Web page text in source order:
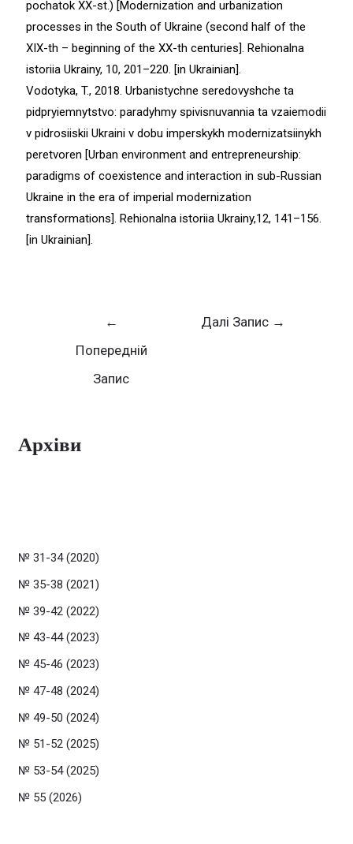
pochatok ХХ-st.) [Modernization and urbanization
processes in the South of Ukraine (second half of the
ХІХ-th – beginning of the ХХ-th centuries]. Rehionalna
istoriia Ukrainy, 10, 201–220. [in Ukrainian].
Vodotyka, T., 2018. Urbanistychne seredovyshche ta
pidpryiemnytstvo: paradyhmy spivisnuvannia ta vzaiemodii
v pidrosiiskii Ukraini v dobu imperskykh modernizatsiinykh
peretvoren [Urban environment and entrepreneurship:
paradigms of coexistence and interaction in sub-Russian
Ukraine in the era of imperial modernization
transformations]. Rehionalna istoriia Ukrainy,12, 141–156.
[in Ukrainian].
←
Попередній
Запис
Далі Запис →
Архіви
№ 31-34 (2020)
№ 35-38 (2021)
№ 39-42 (2022)
№ 43-44 (2023)
№ 45-46 (2023)
№ 47-48 (2024)
№ 49-50 (2024)
№ 51-52 (2025)
№ 53-54 (2025)
№ 55 (2026)